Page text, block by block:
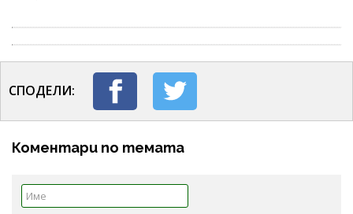
СПОДЕЛИ:
Коментари по темата